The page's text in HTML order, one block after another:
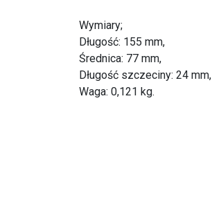
Wymiary;
Długość: 155 mm,
Średnica: 77 mm,
Długość szczeciny: 24 mm,
Waga: 0,121 kg.